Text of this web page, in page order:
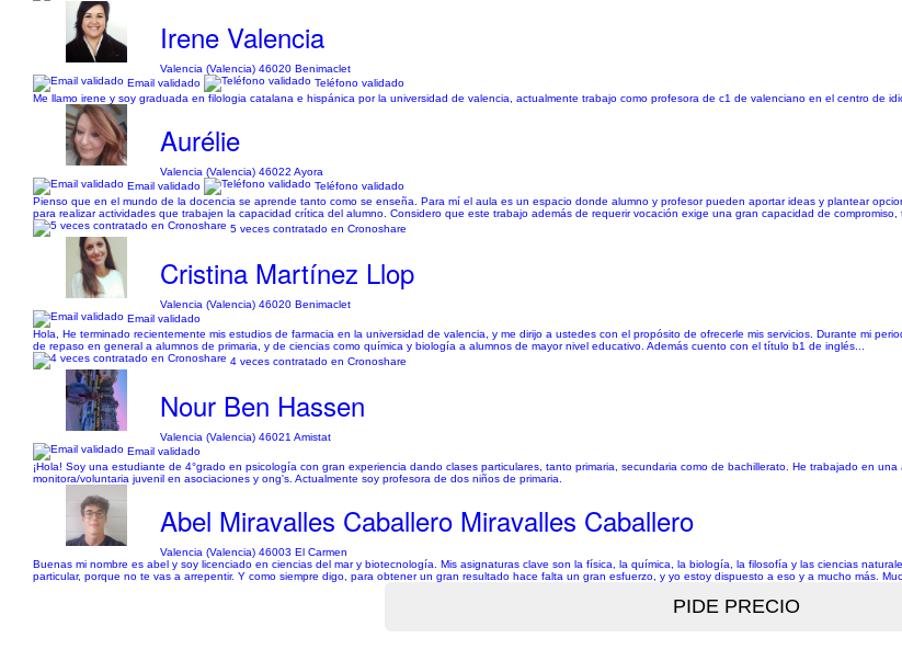
Irene Valencia
Valencia (Valencia) 46020 Benimaclet
Email validado
Teléfono validado
Me llamo irene y soy graduada en filologia catalana e hispánica por la universidad de valencia, actualmente trabajo como profesora de c1 de valenciano en el centro de
Aurélie
Valencia (Valencia) 46022 Ayora
Email validado
Teléfono validado
Pienso que en el mundo de la docencia se aprende tanto como se enseña. Para mí el aula es un espacio donde alumno y profesor pueden aportar ideas y plantear
para realizar actividades que trabajen la capacidad crítica del alumno. Considero que este trabajo además de requerir vocación exige una gran capacidad de compromiso,
5 veces contratado en Cronoshare
Cristina Martínez Llop
Valencia (Valencia) 46020 Benimaclet
Email validado
Hola, He terminado recientemente mis estudios de farmacia en la universidad de valencia, y me dirijo a ustedes con el propósito de ofrecerle mis servicios. Durante mi
de repaso en general a alumnos de primaria, y de ciencias como química y biología a alumnos de mayor nivel educativo. Además cuento con el título b1 de inglés...
4 veces contratado en Cronoshare
Nour Ben Hassen
Valencia (Valencia) 46021 Amistat
Email validado
¡Hola! Soy una estudiante de 4°grado en psicología con gran experiencia dando clases particulares, tanto primaria, secundaria como de bachillerato. He trabajado en
monitora/voluntaria juvenil en asociaciones y ong's. Actualmente soy profesora de dos niños de primaria.
Abel Miravalles Caballero Miravalles Caballero
Valencia (Valencia) 46003 El Carmen
Buenas mi nombre es abel y soy licenciado en ciencias del mar y biotecnología. Mis asignaturas clave son la física, la química, la biología, la filosofía y las ciencias
particular, porque no te vas a arrepentir. Y como siempre digo, para obtener un gran resultado hace falta un gran esfuerzo, y yo estoy dispuesto a eso y a mucho más.